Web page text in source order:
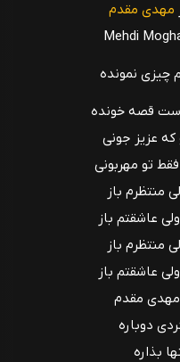
مهدی مقدم
Mehdi
چیزی نمونده
قصه خونده
که عزیز جونی
تو مهربونی
منتظرم باز
عاشقتم باز
منتظرم باز
عاشقتم باز
مقدم
دوباره
بذاره